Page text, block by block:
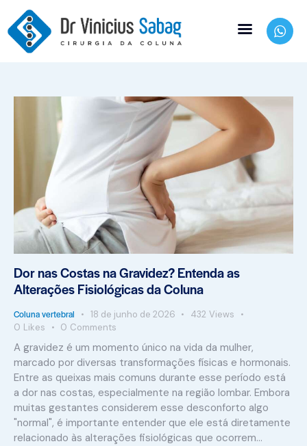
Dor nas Costas na Gravidez? Entenda as
Alterações Fisiológicas da Coluna
Coluna vertebral 18 de junho de 2026 432 Views
0 Likes 0 Comments
A gravidez é um momento único na vida da mulher,
marcado por diversas transformações físicas e hormonais.
Entre as queixas mais comuns durante esse período está
a dor nas costas, especialmente na região lombar. Embora
muitas gestantes considerem esse desconforto algo
"normal", é importante entender que ele está diretamente
relacionado às alterações fisiológicas que ocorrem…